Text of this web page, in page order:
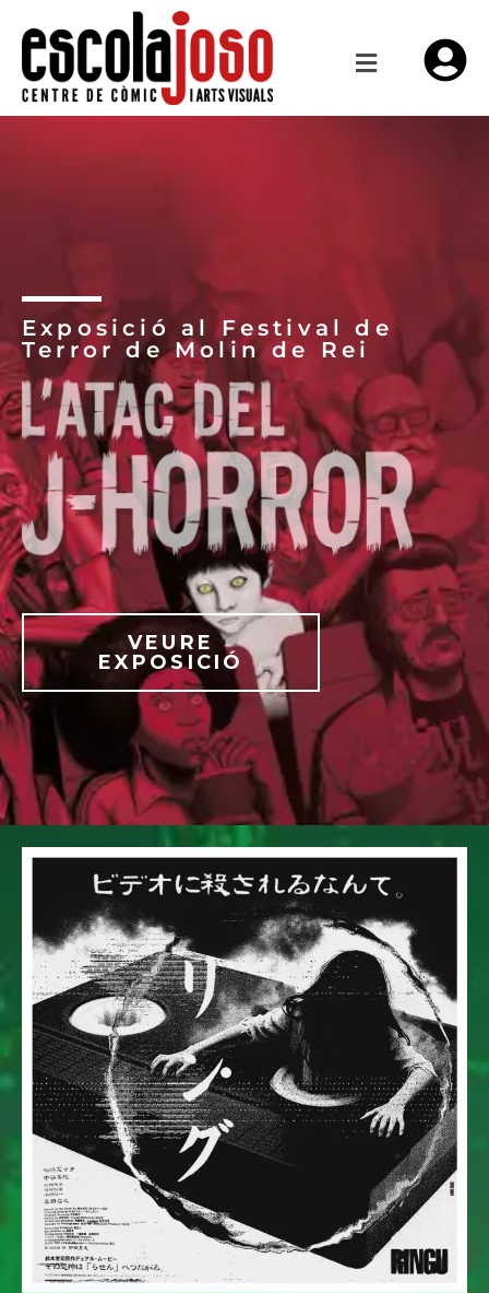
Exposició al Festival de
Terror de Molin de Rei
VEURE
EXPOSICIÓ